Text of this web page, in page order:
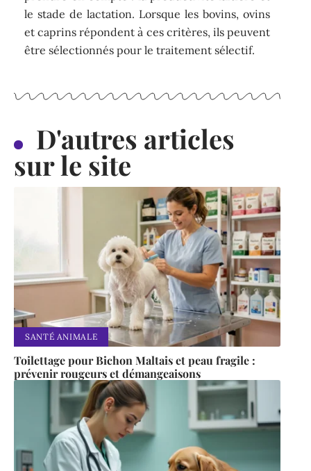
le stade de lactation. Lorsque les bovins, ovins
et caprins répondent à ces critères, ils peuvent
être sélectionnés pour le traitement sélectif.
D'autres articles
sur le site
SANTÉ ANIMALE
Toilettage pour Bichon Maltais et peau fragile :
prévenir rougeurs et démangeaisons